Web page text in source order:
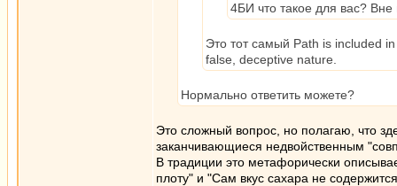
4БИ что такое для вас?
Это тот самый Path is included
false, deceptive nature.
Нормально ответить можете?
Это сложный вопрос, но полагаю, что
заканчивающиеся недвойственным
В традиции это метафорически
плоту" и "Сам вкус сахара не